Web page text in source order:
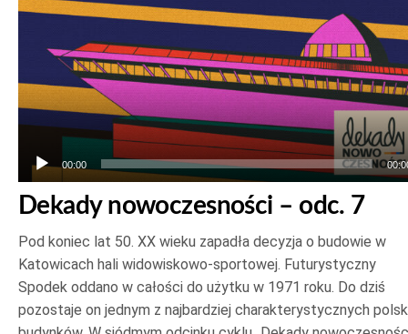
plików
00:00
Dekady nowoczesności – odc. 7
Pod koniec lat 50. XX wieku zapadła decyzja o budowie w
Katowicach hali widowiskowo-sportowej. Futurystyczny
Spodek oddano w całości do użytku w 1971 roku. Do dziś
pozostaje on jednym z najbardziej charakterystycznych